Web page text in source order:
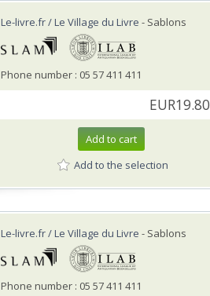
Le-livre.fr / Le Village du Livre - Sablons
Phone number : 05 57 411 411
EUR19.80
Add to cart
Add to the selection
Le-livre.fr / Le Village du Livre - Sablons
Phone number : 05 57 411 411